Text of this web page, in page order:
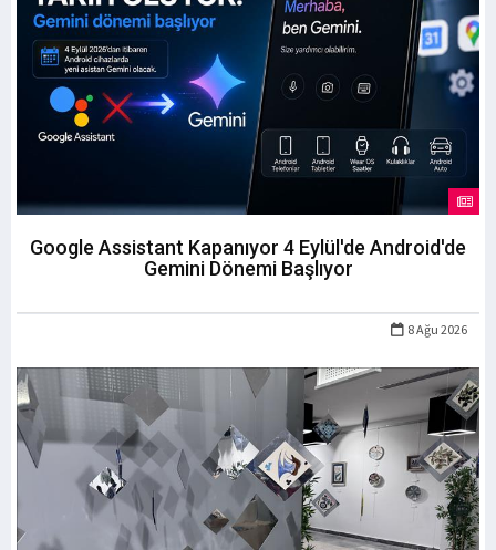
Google Assistant Kapanıyor 4 Eylül'de Android'de
Gemini Dönemi Başlıyor
8 Ağu 2026